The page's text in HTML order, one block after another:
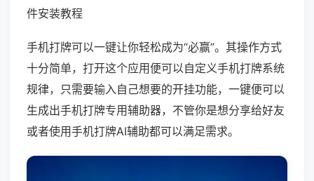
件安装教程
手机打牌可以一键让你轻松成为“必赢”。其操作方式
十分简单，打开这个应用便可以自定义手机打牌系统
规律，只需要输入自己想要的开挂功能，一键便可以
生成出手机打牌专用辅助器，不管你是想分享给好友
或者使用手机打牌AI辅助都可以满足需求。